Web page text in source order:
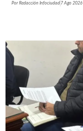
PorRedacción Infociudad 7 Ago 2026